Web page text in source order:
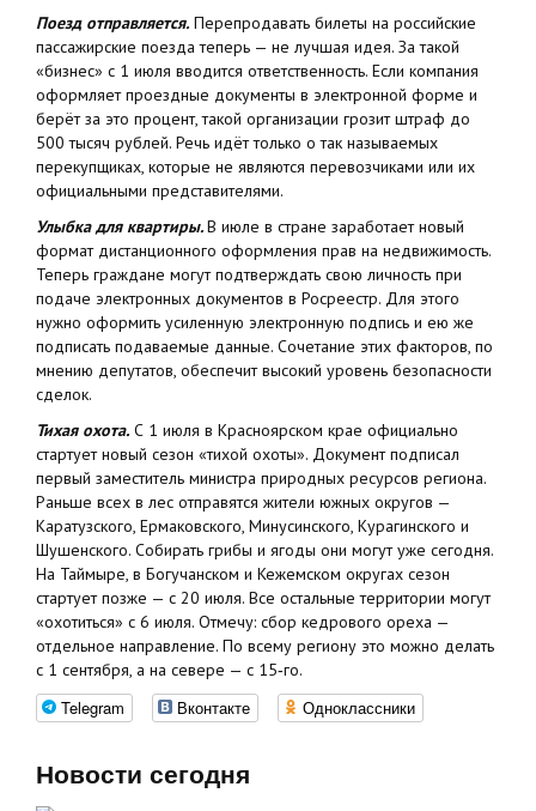
Поезд отправляется. Перепродавать билеты на российские
пассажирские поезда теперь — не лучшая идея. За такой
«бизнес» с 1 июля вводится ответственность. Если компания
оформляет проездные документы в электронной форме и
берёт за это процент, такой организации грозит штраф до
500 тысяч рублей. Речь идёт только о так называемых
перекупщиках, которые не являются перевозчиками или их
официальными представителями.
Улыбка для квартиры.В июле в стране заработает новый
формат дистанционного оформления прав на недвижимость.
Теперь граждане могут подтверждать свою личность при
подаче электронных документов в Росреестр. Для этого
нужно оформить усиленную электронную подпись и ею же
подписать подаваемые данные. Сочетание этих факторов, по
мнению депутатов, обеспечит высокий уровень безопасности
сделок.
Тихая охота. С 1 июля в Красноярском крае официально
стартует новый сезон «тихой охоты». Документ подписал
первый заместитель министра природных ресурсов региона.
Раньше всех в лес отправятся жители южных округов —
Каратузского, Ермаковского, Минусинского, Курагинского и
Шушенского. Собирать грибы и ягоды они могут уже сегодня.
На Таймыре, в Богучанском и Кежемском округах сезон
стартует позже — с 20 июля. Все остальные территории могут
«охотиться» с 6 июля. Отмечу: сбор кедрового ореха —
отдельное направление. По всему региону это можно делать
с 1 сентября, а на севере — с 15‑го.
Telegram Вконтакте Одноклассники
Новости сегодня